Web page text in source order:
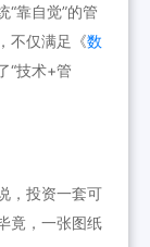
“靠自觉”的管
不仅满足《数
“技术+管
，投资一套可
竟，一张图纸